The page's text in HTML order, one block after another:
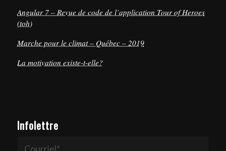
Angular 7 – Revue de code de l’application Tour of Heroes
(toh)
Marche pour le climat – Québec – 2019
La motivation existe-t-elle?
Infolettre